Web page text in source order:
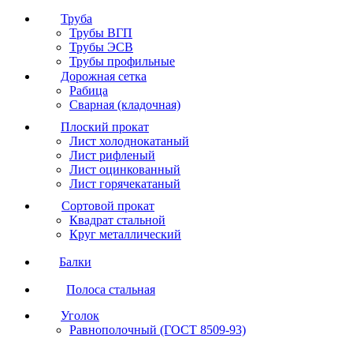
Труба
Трубы ВГП
Трубы ЭСВ
Трубы профильные
Дорожная сетка
Рабица
Сварная (кладочная)
Плоский прокат
Лист холоднокатаный
Лист рифленый
Лист оцинкованный
Лист горячекатаный
Сортовой прокат
Квадрат стальной
Круг металлический
Балки
Полоса стальная
Уголок
Равнополочный (ГОСТ 8509-93)